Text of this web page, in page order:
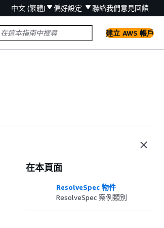
中文 (繁體) 偏好設定 聯絡我們意見回饋
建立 AWS 帳戶
在本頁面
ResolveSpec 物件
ResolveSpec 案例類別